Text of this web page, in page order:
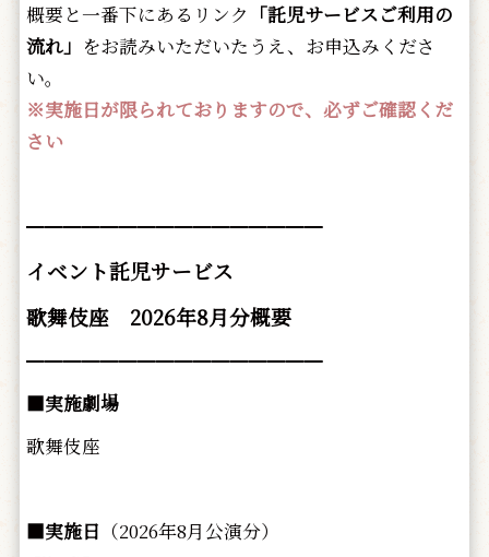
概要と一番下にあるリンク 「託児サービスご利用の
流れ」 をお読みいただいたうえ、お申込みくださ
い。
※実施日が限られておりますので、必ずご確認くだ
さい
━━━━━━━━━━━━━━━━
イベント託児サービス
歌舞伎座 2026年8月分概要
━━━━━━━━━━━━━━━━
■実施劇場
歌舞伎座
■実施日 （2026年8月公演分）